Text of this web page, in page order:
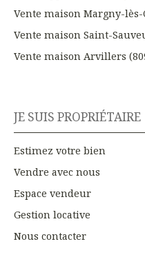
Vente maison Margny-lès-
Vente maison Saint-
Vente maison Arvillers
JE SUIS PROPRIÉTAIRE
Estimez votre bien
Vendre avec nous
Espace vendeur
Gestion locative
Nous contacter